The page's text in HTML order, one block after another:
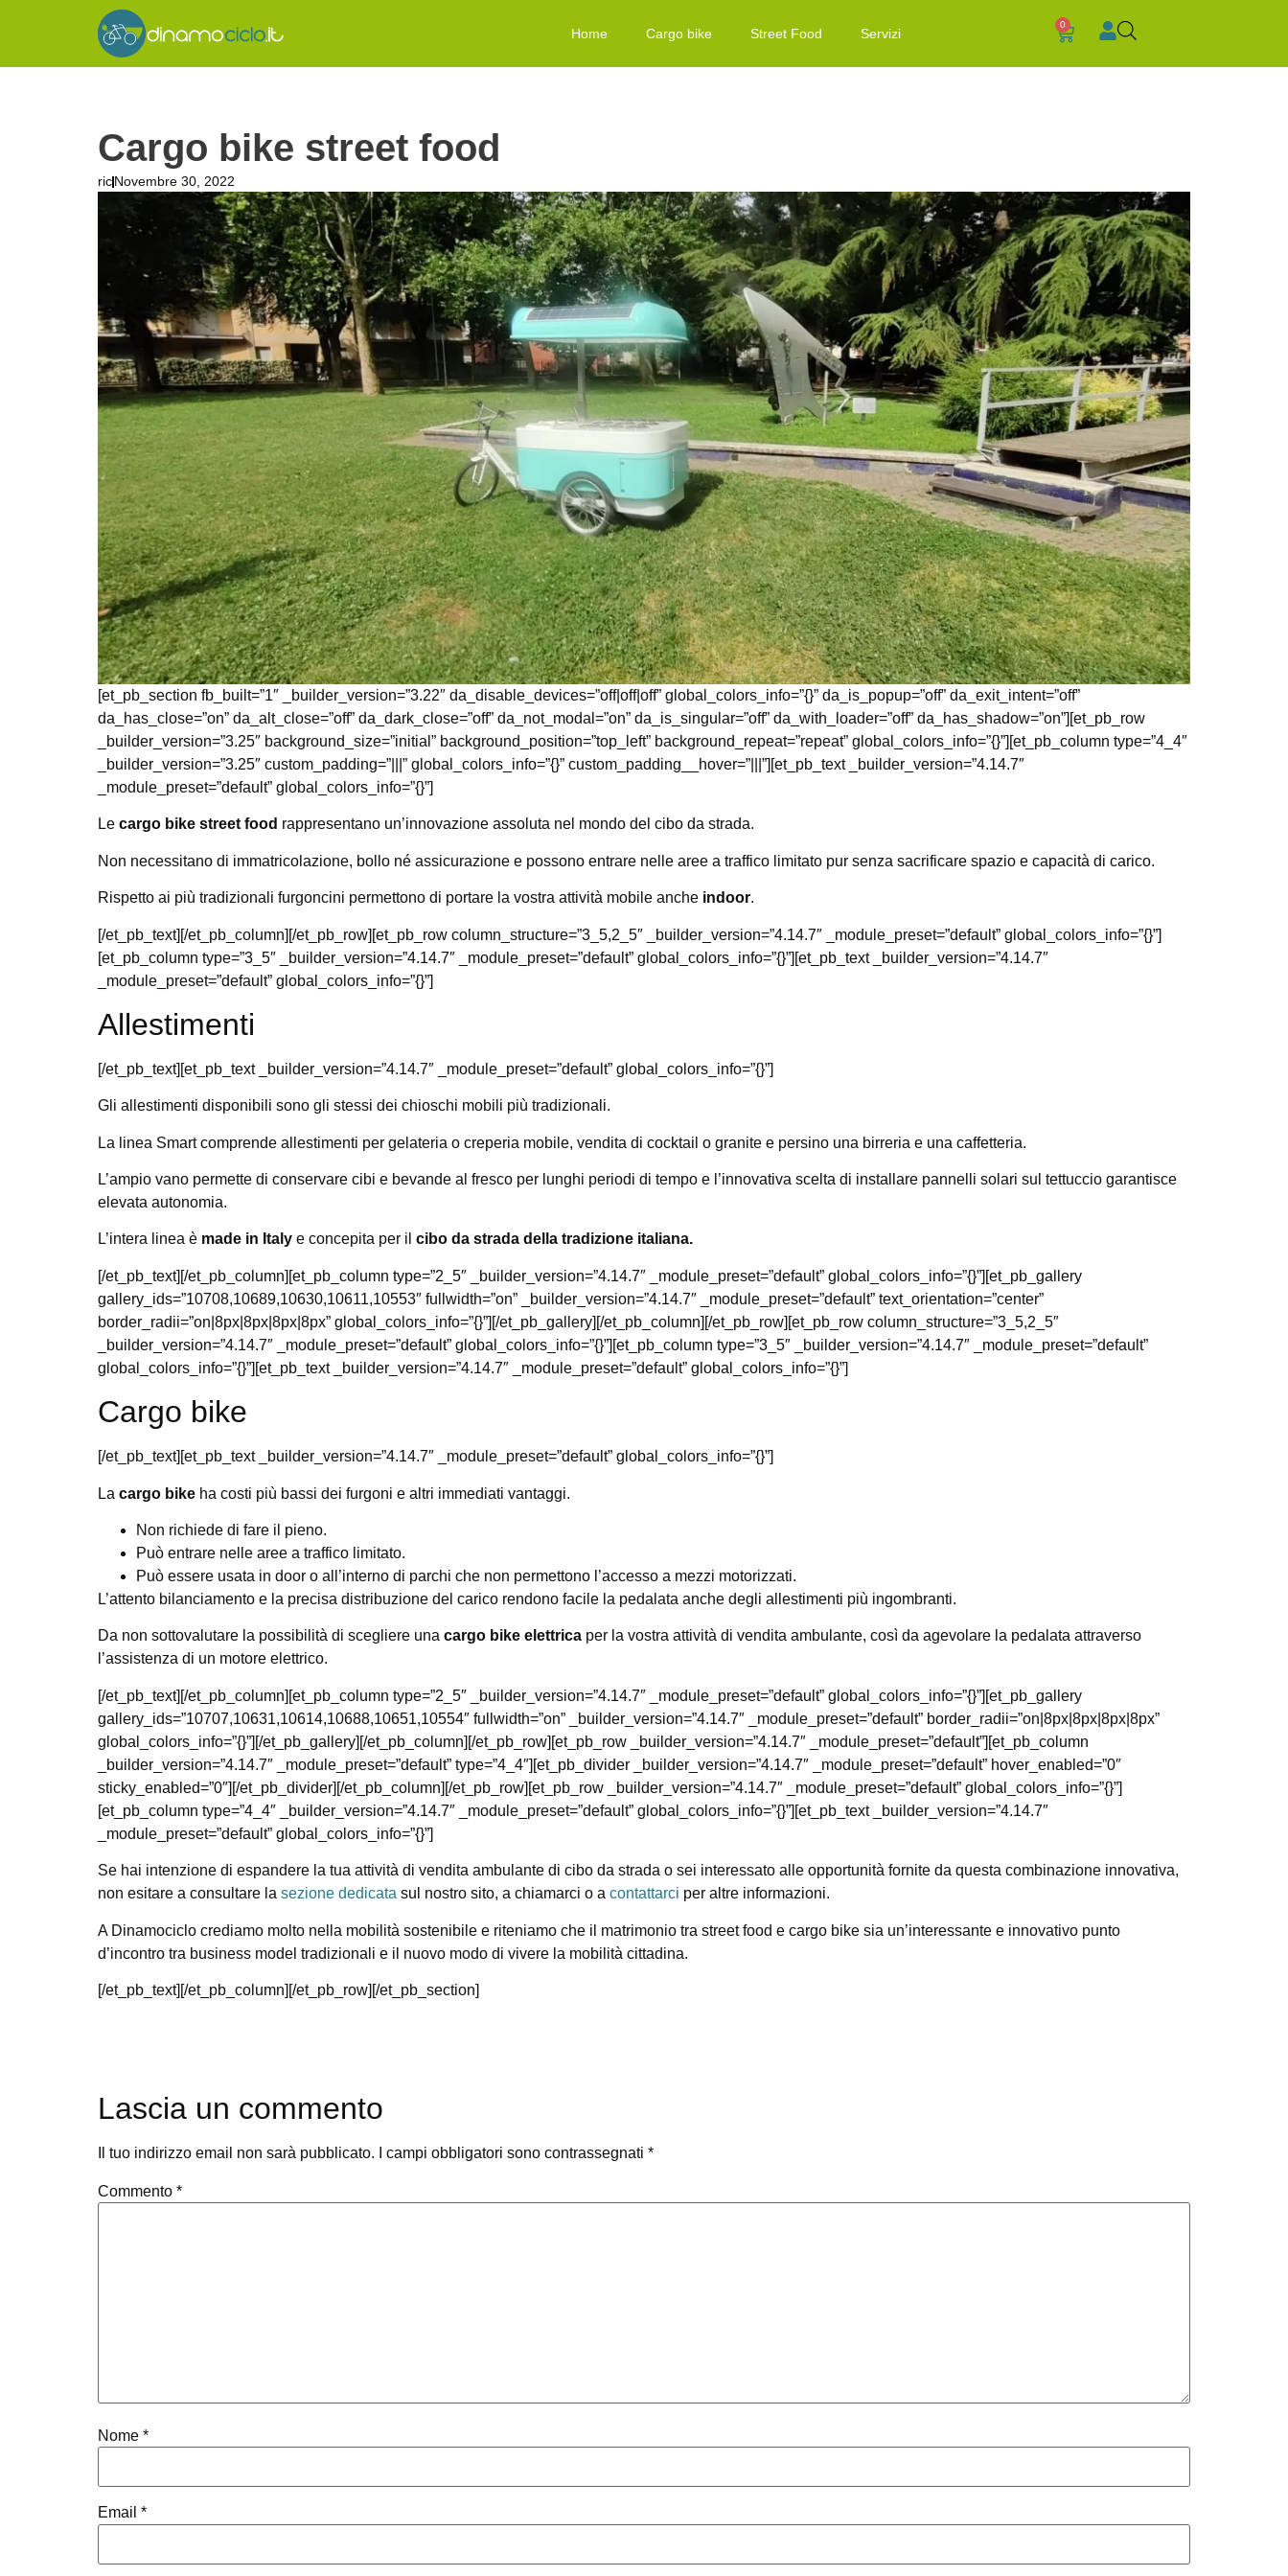
Home Cargo bike Street Food Servizi
0
Cargo bike street food
ricNovembre 30, 2022
[et_pb_section fb_built=”1″ _builder_version=”3.22″ da_disable_devices=”off|off|off” global_colors_info=”{}” da_is_popup=”off” da_exit_intent=”off”
da_has_close=”on” da_alt_close=”off” da_dark_close=”off” da_not_modal=”on” da_is_singular=”off” da_with_loader=”off” da_has_shadow=”on”][et_pb_row
_builder_version=”3.25″ background_size=”initial” background_position=”top_left” background_repeat=”repeat” global_colors_info=”{}”][et_pb_column type=”4_4″
_builder_version=”3.25″ custom_padding=”|||” global_colors_info=”{}” custom_padding__hover=”|||”][et_pb_text _builder_version=”4.14.7″
_module_preset=”default” global_colors_info=”{}”]
Le cargo bike street food rappresentano un’innovazione assoluta nel mondo del cibo da strada.
Non necessitano di immatricolazione, bollo né assicurazione e possono entrare nelle aree a traffico limitato pur senza sacrificare spazio e capacità di carico.
Rispetto ai più tradizionali furgoncini permettono di portare la vostra attività mobile anche indoor.
[/et_pb_text][/et_pb_column][/et_pb_row][et_pb_row column_structure=”3_5,2_5″ _builder_version=”4.14.7″ _module_preset=”default” global_colors_info=”{}”]
[et_pb_column type=”3_5″ _builder_version=”4.14.7″ _module_preset=”default” global_colors_info=”{}”][et_pb_text _builder_version=”4.14.7″
_module_preset=”default” global_colors_info=”{}”]
Allestimenti
[/et_pb_text][et_pb_text _builder_version=”4.14.7″ _module_preset=”default” global_colors_info=”{}”]
Gli allestimenti disponibili sono gli stessi dei chioschi mobili più tradizionali.
La linea Smart comprende allestimenti per gelateria o creperia mobile, vendita di cocktail o granite e persino una birreria e una caffetteria.
L’ampio vano permette di conservare cibi e bevande al fresco per lunghi periodi di tempo e l’innovativa scelta di installare pannelli solari sul tettuccio garantisce
elevata autonomia.
L’intera linea è made in Italy e concepita per il cibo da strada della tradizione italiana.
[/et_pb_text][/et_pb_column][et_pb_column type=”2_5″ _builder_version=”4.14.7″ _module_preset=”default” global_colors_info=”{}”][et_pb_gallery
gallery_ids=”10708,10689,10630,10611,10553″ fullwidth=”on” _builder_version=”4.14.7″ _module_preset=”default” text_orientation=”center”
border_radii=”on|8px|8px|8px|8px” global_colors_info=”{}”][/et_pb_gallery][/et_pb_column][/et_pb_row][et_pb_row column_structure=”3_5,2_5″
_builder_version=”4.14.7″ _module_preset=”default” global_colors_info=”{}”][et_pb_column type=”3_5″ _builder_version=”4.14.7″ _module_preset=”default”
global_colors_info=”{}”][et_pb_text _builder_version=”4.14.7″ _module_preset=”default” global_colors_info=”{}”]
Cargo bike
[/et_pb_text][et_pb_text _builder_version=”4.14.7″ _module_preset=”default” global_colors_info=”{}”]
La cargo bike ha costi più bassi dei furgoni e altri immediati vantaggi.
Non richiede di fare il pieno.
Può entrare nelle aree a traffico limitato.
Può essere usata in door o all’interno di parchi che non permettono l’accesso a mezzi motorizzati.
L’attento bilanciamento e la precisa distribuzione del carico rendono facile la pedalata anche degli allestimenti più ingombranti.
Da non sottovalutare la possibilità di scegliere una cargo bike elettrica per la vostra attività di vendita ambulante, così da agevolare la pedalata attraverso
l’assistenza di un motore elettrico.
[/et_pb_text][/et_pb_column][et_pb_column type=”2_5″ _builder_version=”4.14.7″ _module_preset=”default” global_colors_info=”{}”][et_pb_gallery
gallery_ids=”10707,10631,10614,10688,10651,10554″ fullwidth=”on” _builder_version=”4.14.7″ _module_preset=”default” border_radii=”on|8px|8px|8px|8px”
global_colors_info=”{}”][/et_pb_gallery][/et_pb_column][/et_pb_row][et_pb_row _builder_version=”4.14.7″ _module_preset=”default”][et_pb_column
_builder_version=”4.14.7″ _module_preset=”default” type=”4_4″][et_pb_divider _builder_version=”4.14.7″ _module_preset=”default” hover_enabled=”0″
sticky_enabled=”0″][/et_pb_divider][/et_pb_column][/et_pb_row][et_pb_row _builder_version=”4.14.7″ _module_preset=”default” global_colors_info=”{}”]
[et_pb_column type=”4_4″ _builder_version=”4.14.7″ _module_preset=”default” global_colors_info=”{}”][et_pb_text _builder_version=”4.14.7″
_module_preset=”default” global_colors_info=”{}”]
Se hai intenzione di espandere la tua attività di vendita ambulante di cibo da strada o sei interessato alle opportunità fornite da questa combinazione innovativa,
non esitare a consultare la sezione dedicata sul nostro sito, a chiamarci o a contattarci per altre informazioni.
A Dinamociclo crediamo molto nella mobilità sostenibile e riteniamo che il matrimonio tra street food e cargo bike sia un’interessante e innovativo punto
d’incontro tra business model tradizionali e il nuovo modo di vivere la mobilità cittadina.
[/et_pb_text][/et_pb_column][/et_pb_row][/et_pb_section]
Lascia un commento
Il tuo indirizzo email non sarà pubblicato. I campi obbligatori sono contrassegnati *
Commento *
Nome *
Email *